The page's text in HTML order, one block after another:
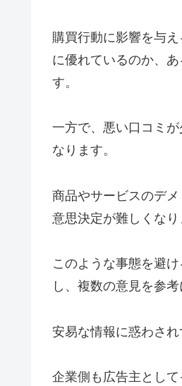
購買行動に影響を与
に優れているのか、
す。
一方で、悪い口コミ
なります。
商品やサービスのデ
意思決定が難しくなり
このような事態を避
し、複数の意見を参
安易な情報に惑わさ
企業側も広告主とし